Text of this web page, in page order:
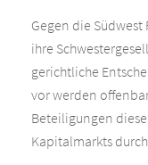
Gegen die
ihre
gerichtliche
vor werden
Beteiligungen
Kapitalmarkts durch